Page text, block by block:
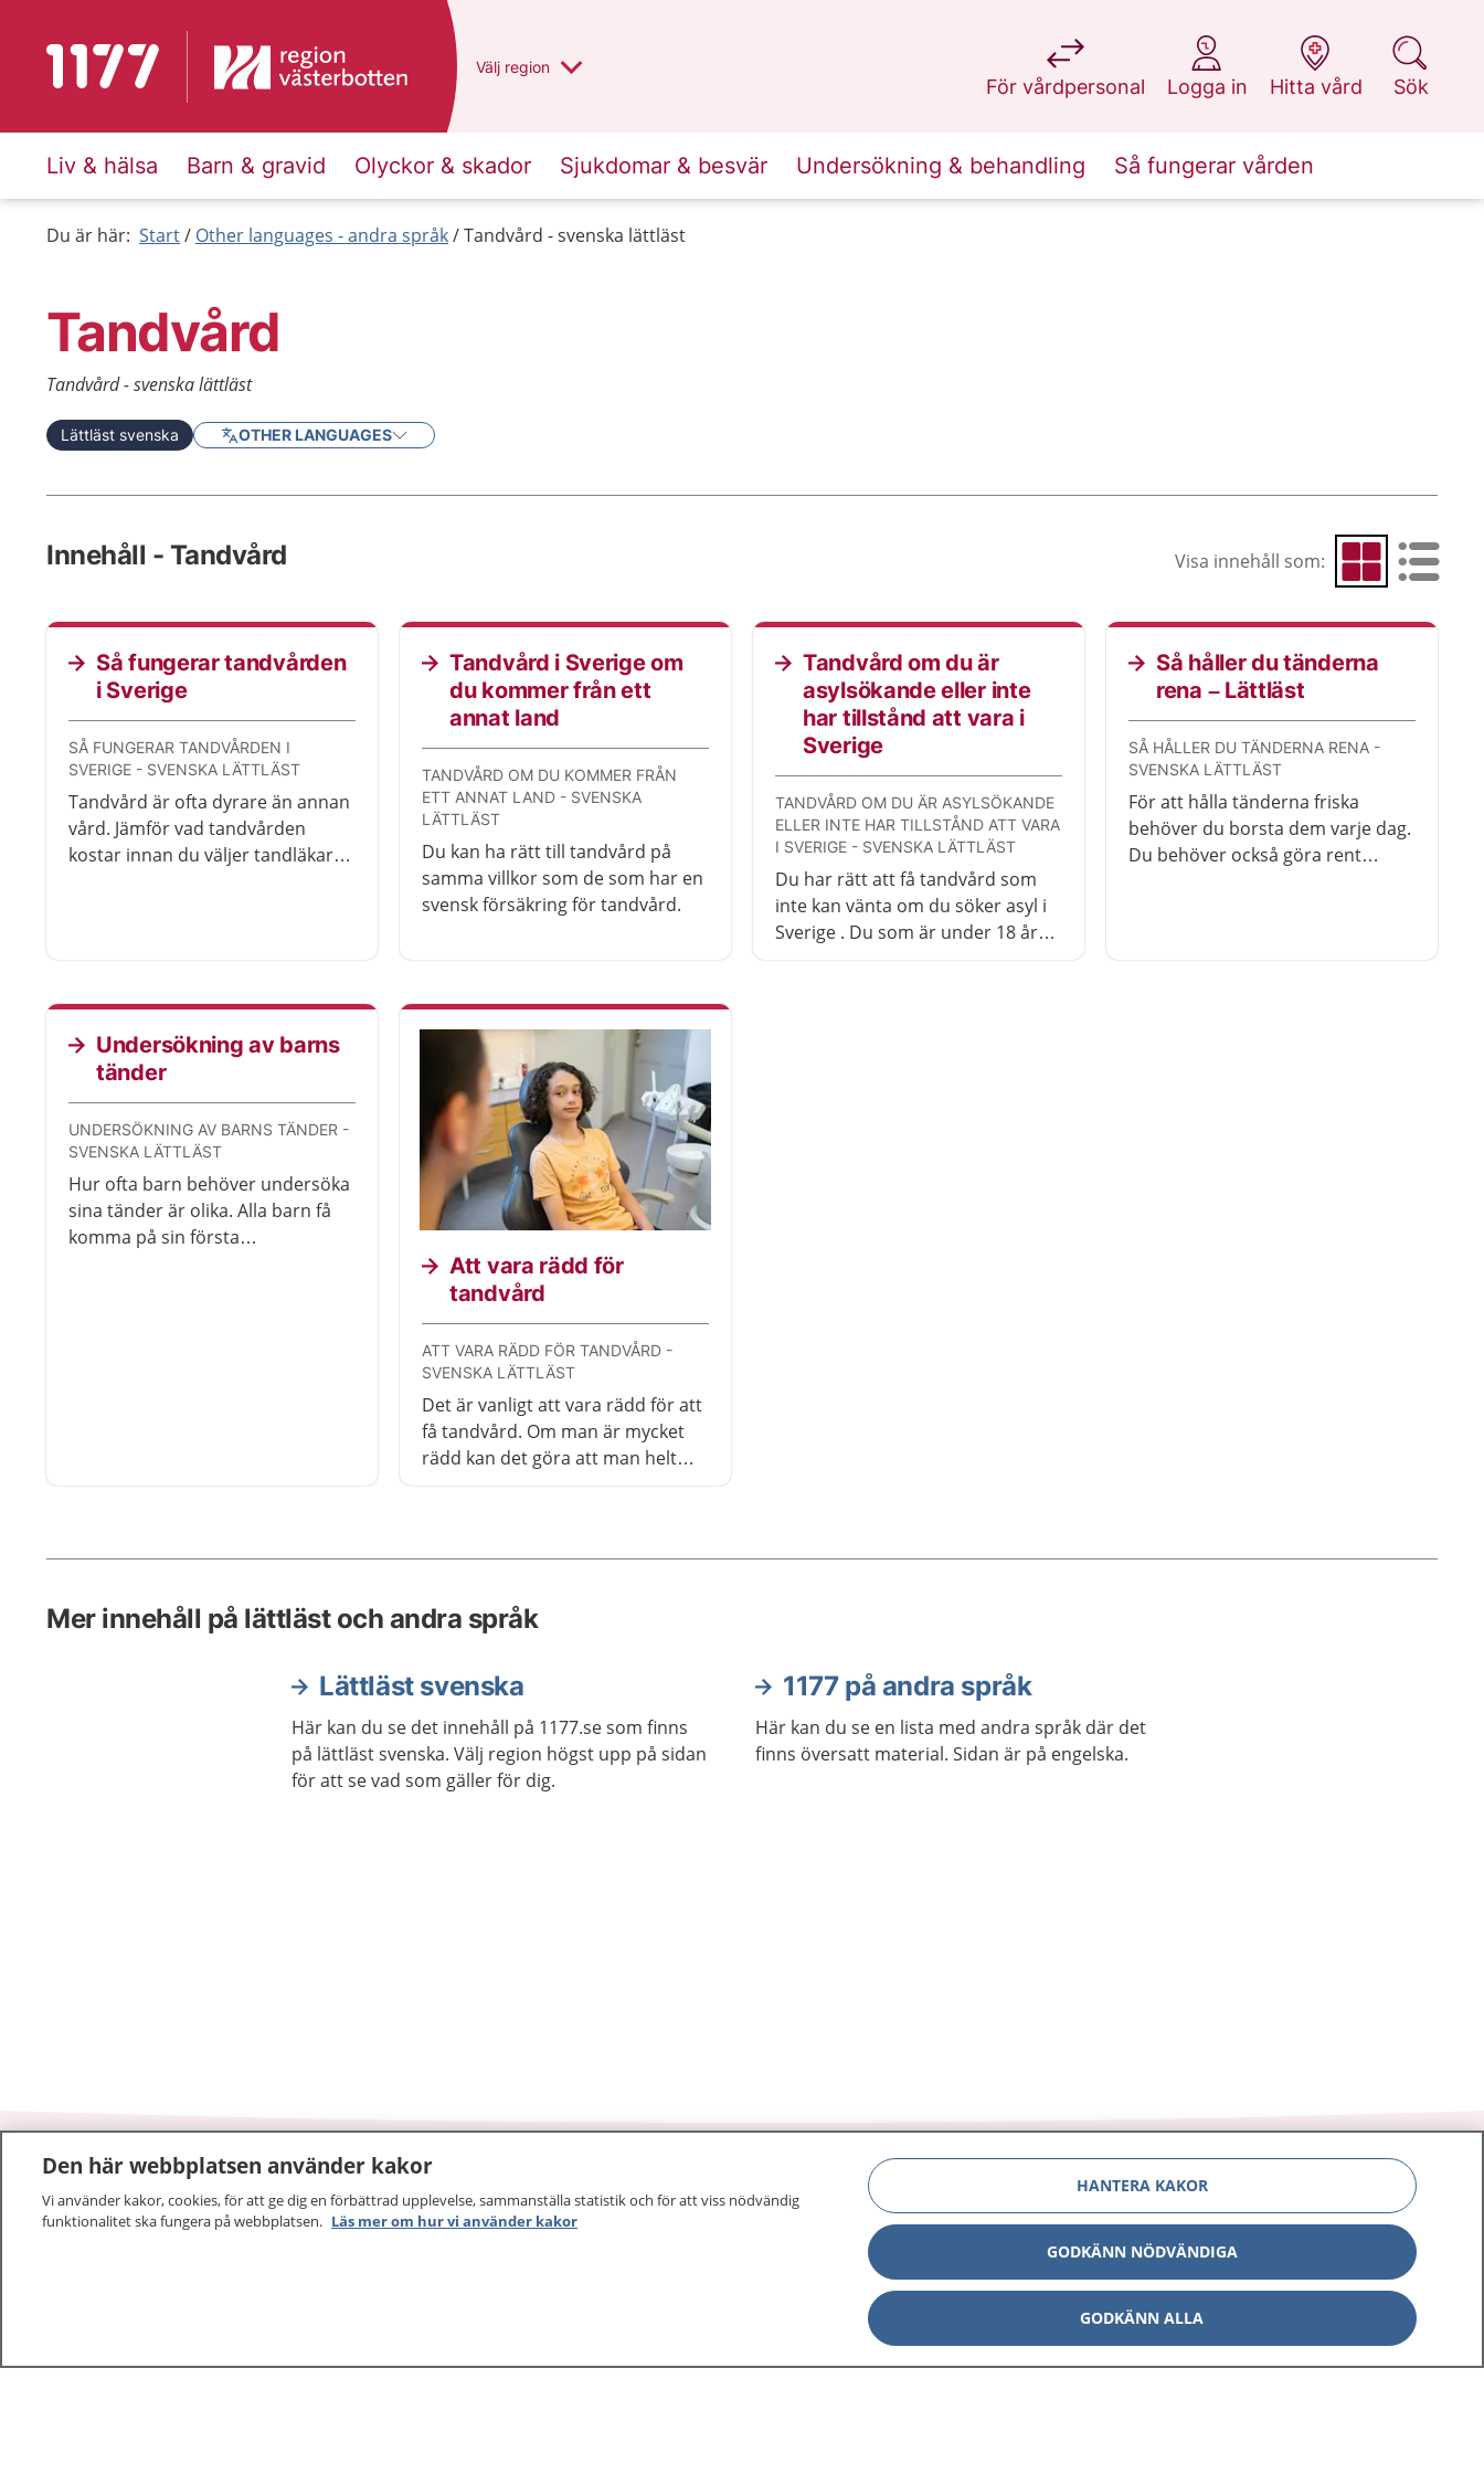
Till startsidan för 1177 Du har valt region
Välj en annan
region
För vårdpersonal
på 1177.se
Logga in
på 1177.se
Hitta vård
på 1177.se
Sök
på 1177.se
Liv & hälsa Barn & gravid Olyckor & skador Sjukdomar & besvär Undersökning & behandling Så fungerar vården
Du är här: Start Other languages - andra språk Tandvård - svenska lättläst
Tandvård
Tandvård - svenska lättläst
Lättläst svenska OTHER LANGUAGES
Innehåll - Tandvård Visa innehåll som: Visa som rutnät
Visa som
Så fungerar tandvården
i Sverige
SÅ FUNGERAR TANDVÅRDEN I
SVERIGE - SVENSKA LÄTTLÄST
Tandvård är ofta dyrare än annan
vård. Jämför vad tandvården
kostar innan du väljer tandläkare
Tandvård i Sverige om
du kommer från ett
annat land
TANDVÅRD OM DU KOMMER FRÅN
ETT ANNAT LAND - SVENSKA
LÄTTLÄST
Du kan ha rätt till tandvård på
samma villkor som de som har en
svensk försäkring för tandvård.
Tandvård om du är
asylsökande eller inte
har tillstånd att vara i
Sverige
TANDVÅRD OM DU ÄR ASYLSÖKANDE
ELLER INTE HAR TILLSTÅND ATT VARA
I SVERIGE - SVENSKA LÄTTLÄST
Du har rätt att få tandvård som
inte kan vänta om du söker asyl i
Sverige . Du som är under 18 år
Så håller du tänderna
rena – Lättläst
SÅ HÅLLER DU TÄNDERNA RENA -
SVENSKA LÄTTLÄST
För att hålla tänderna friska
behöver du borsta dem varje dag.
Du behöver också göra rent
Undersökning av barns
tänder
UNDERSÖKNING AV BARNS TÄNDER -
SVENSKA LÄTTLÄST
Hur ofta barn behöver undersöka
sina tänder är olika. Alla barn få
komma på sin första
Att vara rädd för
tandvård
ATT VARA RÄDD FÖR TANDVÅRD -
SVENSKA LÄTTLÄST
Det är vanligt att vara rädd för att
få tandvård. Om man är mycket
rädd kan det göra att man helt
rädd.
Mer innehåll på lättläst och andra språk
Lättläst svenska
Här kan du se det innehåll på 1177.se som finns
på lättläst svenska. Välj region högst upp på sidan
för att se vad som gäller för dig.
1177 på andra språk
Här kan du se en lista med andra språk där det
finns översatt material. Sidan är på engelska.
1177 –tryggt om din hälsa och vård
1177 ger dig råd när du vill må bättre.
Other languages
Lättläst svenska
Om 1177
Aktuellt
Digital tillgänglighet
Den här webbplatsen använder kakor
Vi använder kakor, cookies, för att ge dig en förbättrad upplevelse, sammanställa statistik och för att viss nödvändig
funktionalitet ska fungera på webbplatsen. Läs mer om hur vi använder kakor
HANTERA KAKOR
GODKÄNN NÖDVÄNDIGA
GODKÄNN ALLA